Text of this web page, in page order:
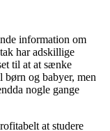
information om
har adskillige
til at at sænke
børn og babyer, men
nogle gange
at studere